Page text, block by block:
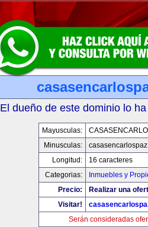
El dueño de este dominio lo
Mayusculas:
Minusculas:
Longitud:
16 caracteres
Categorias:
Inmuebles y
Precio:
Realizar una
Visitar!
Serán consideradas